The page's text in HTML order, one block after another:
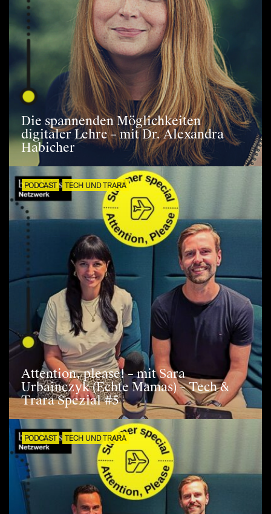
Die spannenden Möglichkeiten
digitaler Lehre – mit Dr. Alexandra
Habicher
PODCAST TECH UND TRARA
Attention, please! – mit Sara
Urbainczyk (Echte Mamas) – Tech &
Trara Spezial #5
PODCAST TECH UND TRARA